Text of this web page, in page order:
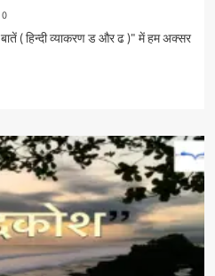
0
( हिन्दी व्याकरण ड और ढ )" में हम अक्सर